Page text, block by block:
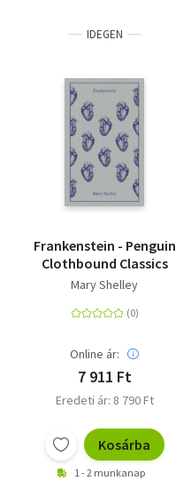
IDEGEN
Frankenstein - Penguin
Clothbound Classics
Mary Shelley
Online ár:
7 911 Ft
Eredeti ár: 8 790 Ft
Kosárba
1 - 2 munkanap